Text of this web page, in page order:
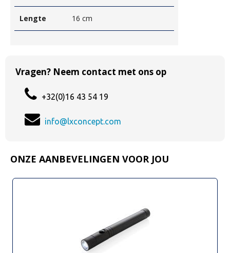
Lengte 16 cm
Vragen? Neem contact met ons op
+32(0)16 43 54 19
info@lxconcept.com
ONZE AANBEVELINGEN VOOR JOU